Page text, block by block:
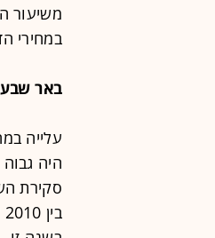
במחירי
באר שבע
עלייה